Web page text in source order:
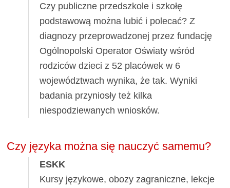
Czy publiczne przedszkole i szkołę
podstawową można lubić i polecać? Z
diagnozy przeprowadzonej przez fundację
Ogólnopolski Operator Oświaty wśród
rodziców dzieci z 52 placówek w 6
województwach wynika, że tak. Wyniki
badania przyniosły też kilka
niespodziewanych wniosków.
Czy języka można się nauczyć samemu?
ESKK
Kursy językowe, obozy zagraniczne, lekcje